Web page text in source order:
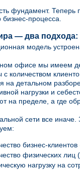
фундамент. Теперь
бизнес-процесса.
— два
модель
офисе мы имеем
с количеством
на детальном
нагрузки и
на пределе, а где
сети все иначе.
бизнес-
физических лиц
нагрузку на